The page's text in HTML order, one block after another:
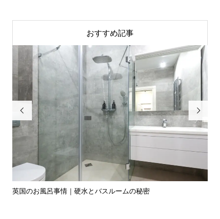
おすすめ記事

英国のお風呂事情｜硬水とバスルームの秘密
